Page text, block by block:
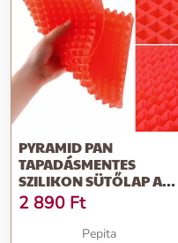
PYRAMID PAN
TAPADÁSMENTES
SZILIKON SÜTŐLAP A
ZSIRADÉKMENTES
SÜTÉS...
2 890 Ft
Pepita